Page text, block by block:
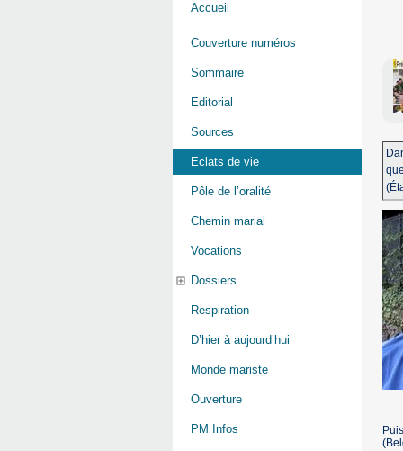
Accueil
Couverture numéros
Sommaire
Editorial
Sources
Eclats de vie
Pôle de l’oralité
Chemin marial
Vocations
Dossiers
Respiration
D’hier à aujourd’hui
Monde mariste
Ouverture
PM Infos